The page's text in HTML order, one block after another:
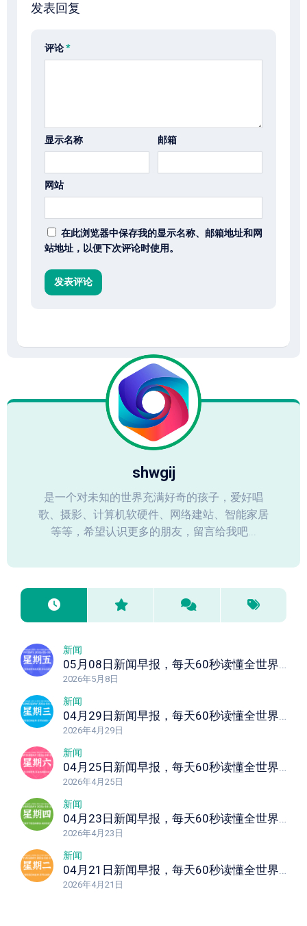
发表回复
评论*
显示名称 邮箱
网站
在此浏览器中保存我的显示名称、邮箱地址和网
站地址，以便下次评论时使用。
shwgij
是一个对未知的世界充满好奇的孩子，爱好唱
歌、摄影、计算机软硬件、网络建站、智能家居
等等，希望认识更多的朋友，留言给我吧...
新闻
05月08日新闻早报，每天60秒读懂全世界！
2026年5月8日
新闻
04月29日新闻早报，每天60秒读懂全世界！
2026年4月29日
新闻
04月25日新闻早报，每天60秒读懂全世界！
2026年4月25日
新闻
04月23日新闻早报，每天60秒读懂全世界！
2026年4月23日
新闻
04月21日新闻早报，每天60秒读懂全世界！
2026年4月21日